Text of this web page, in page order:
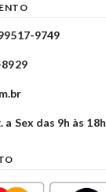
9749
Sex das 9h às 18h